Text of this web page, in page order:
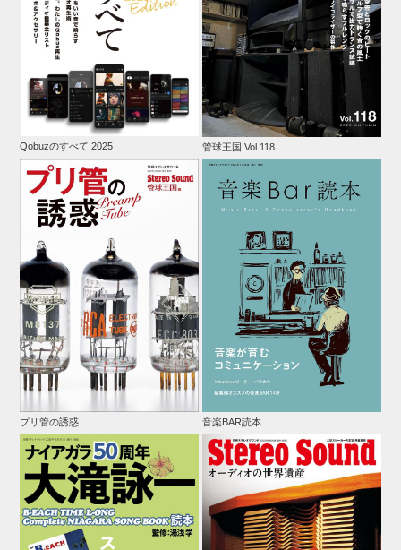
Qobuzのすべて 2025 管球王国 Vol.118
プリ管の誘惑 音楽BAR読本